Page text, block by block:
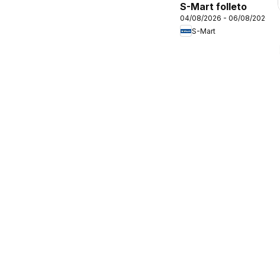
S-Mart folleto
04/08/2026 - 06/08/2026
S-Mart